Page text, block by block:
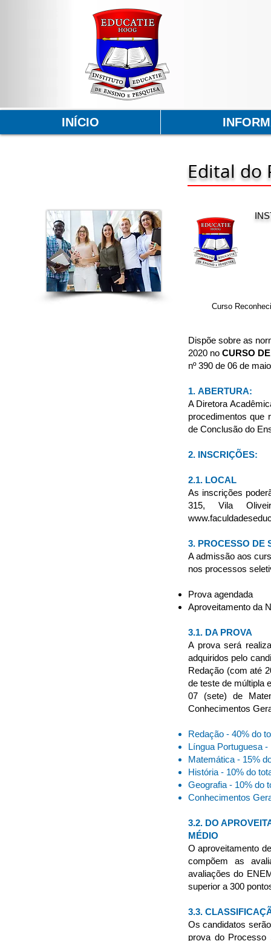
Edital do
Curso
Dispõe sobre as
2020 no CURSO
nº 390 de 06 de
1. ABERTURA:
A Diretora
procedimentos que
de Conclusão do
2. INSCRIÇÕES:
2.1. LOCAL
As inscrições
315, Vila
3. PROCESSO DE
A admissão aos
nos processos
Prova agendada
Aproveitamento da
3.1. DA PROVA
A prova será
adquiridos pelo
Redação (com até
de teste de múltipla
07 (sete) de
Conhecimentos
Redação - 40% do
Língua Portuguesa
Matemática - 15%
História - 10% do
Geografia - 10% do
Conhecimentos
3.2. DO
MÉDIO
O aproveitamento
compõem as
avaliações do
superior a 300
3.3.
Os candidatos
prova do Processo
INÍCIO